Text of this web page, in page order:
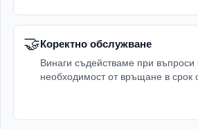
🤝Коректно обслужване
Винаги съдействаме при въпроси
необходимост от връщане в срок